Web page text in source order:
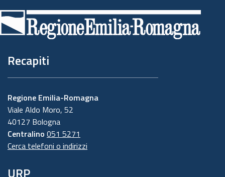
di
pagina
Recapiti
Regione Emilia-Romagna
Viale Aldo Moro, 52
40127 Bologna
Centralino 051 5271
Cerca telefoni o indirizzi
URP